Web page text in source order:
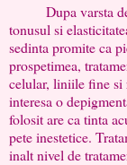
Dupa varsta de
tonusul si
sedinta promite ca
prospetimea,
celular, liniile fine si
interesa o
folosit are ca tinta
pete inestetice.
inalt nivel de